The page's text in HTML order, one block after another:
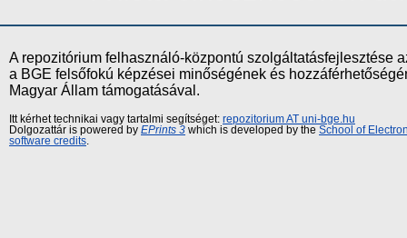
A repozitórium felhasználó-központú szolgáltatásfejlesztése
a BGE felsőfokú képzései minőségének és
Magyar Állam támogatásával.
Itt kérhet technikai vagy tartalmi segítséget: repozitorium AT uni-bge.hu
Dolgozattár is powered by EPrints 3 which is developed by the School of
software credits